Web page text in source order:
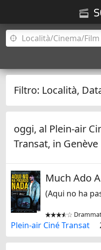
Filtro: Località,
oggi, al Plein-air
Transat, in Genève
Much Ado
(Aqui no ha


Plein-air Ciné Transat